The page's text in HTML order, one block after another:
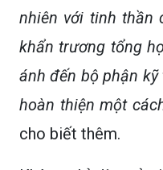
nhiên với tinh thần
khẩn trương tổng
ánh đến bộ phận
hoàn thiện một
cho biết thêm.